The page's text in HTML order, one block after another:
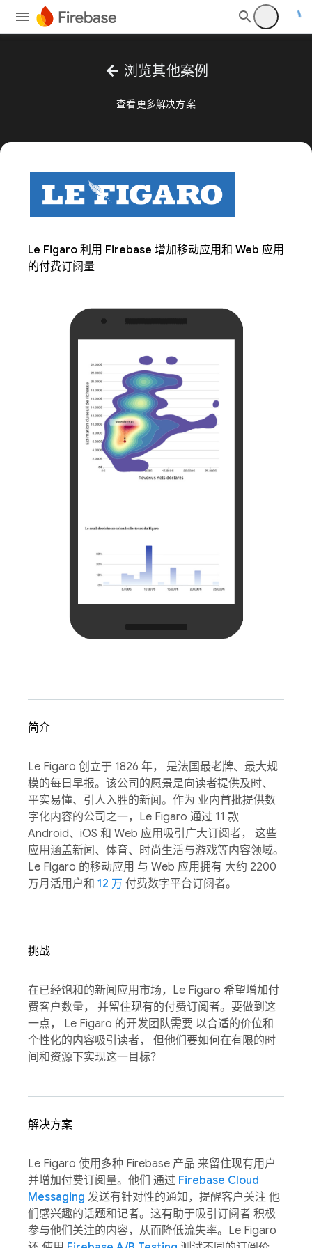
arrow_back 浏览其他案例
查看更多解决方案
Le Figaro 利用 Firebase 增加移动应用和 Web 应用
的付费订阅量
简介
Le Figaro 创立于 1826 年， 是法国最老牌、最大规
模的每日早报。该公司的愿景是向读者提供及时、
平实易懂、引人入胜的新闻。作为 业内首批提供数
字化内容的公司之一，Le Figaro 通过 11 款
Android、iOS 和 Web 应用吸引广大订阅者， 这些
应用涵盖新闻、体育、时尚生活与游戏等内容领域。
Le Figaro 的移动应用 与 Web 应用拥有 大约 2200
万月活用户和 12 万 付费数字平台订阅者。
挑战
在已经饱和的新闻应用市场，Le Figaro 希望增加付
费客户数量， 并留住现有的付费订阅者。要做到这
一点， Le Figaro 的开发团队需要 以合适的价位和
个性化的内容吸引读者， 但他们要如何在有限的时
间和资源下实现这一目标？
解决方案
Le Figaro 使用多种 Firebase 产品 来留住现有用户
并增加付费订阅量。他们 通过 Firebase Cloud
Messaging 发送有针对性的通知，提醒客户关注 他
们感兴趣的话题和记者。这有助于吸引订阅者 积极
参与他们关注的内容，从而降低流失率。Le Figaro